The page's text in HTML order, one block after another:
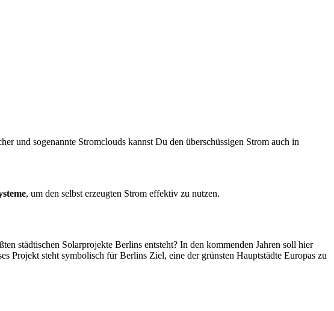
und sogenannte Stromclouds kannst Du den überschüssigen Strom auch in
, um den selbst erzeugten Strom effektiv zu nutzen.
städtischen Solarprojekte Berlins entsteht? In den kommenden Jahren soll hier
Projekt steht symbolisch für Berlins Ziel, eine der grünsten Hauptstädte Europas zu